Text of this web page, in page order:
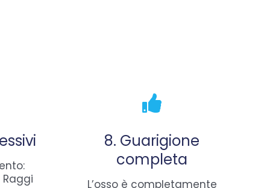
8. Guarigione
completa
L’osso è completamente